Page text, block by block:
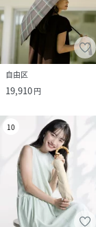
自由区
19,910円
10